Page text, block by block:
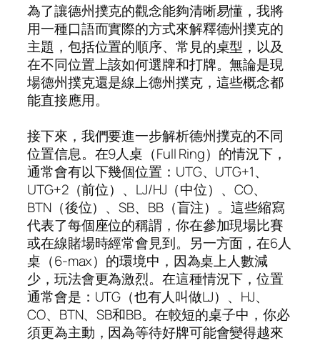
為了讓德州撲克的觀念能夠清晰易懂，我將
用一種口語而實際的方式來解釋德州撲克的
主題，包括位置的順序、常見的桌型，以及
在不同位置上該如何選牌和打牌。無論是現
場德州撲克還是線上德州撲克，這些概念都
能直接應用。
接下來，我們要進一步解析德州撲克的不同
位置信息。在9人桌（Full Ring）的情況下，
通常會有以下幾個位置：UTG、UTG+1、
UTG+2（前位）、LJ/HJ（中位）、CO、
BTN（後位）、SB、BB（盲注）。這些縮寫
代表了每個座位的稱謂，你在參加現場比賽
或在線賭場時經常會見到。另一方面，在6人
桌（6-max）的環境中，因為桌上人數減
少，玩法會更為激烈。在這種情況下，位置
通常會是：UTG（也有人叫做LJ）、HJ、
CO、BTN、SB和BB。在較短的桌子中，你必
須更為主動，因為等待好牌可能會變得越來